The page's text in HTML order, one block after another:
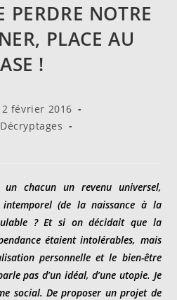
PERDRE NOTRE
PLACE AU
!
:
2 février 2016
Décryptages
chacun un revenu universel,
(de la naissance à la
? Et si on décidait que la
étaient intolérables, mais
personnelle et le bien-être
pas d’un idéal, d’une utopie. Je
social. De proposer un projet de